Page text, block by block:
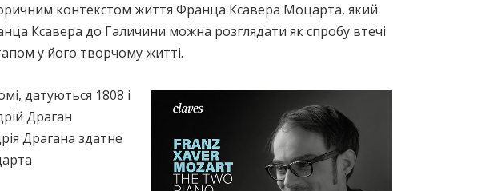
контекстом життя Франца Ксавера Моцарта, який
Ксавера до Галичини можна розглядати як спробу втечі
у його творчому житті.
датуються 1808 і
Драган
Драгана здатне